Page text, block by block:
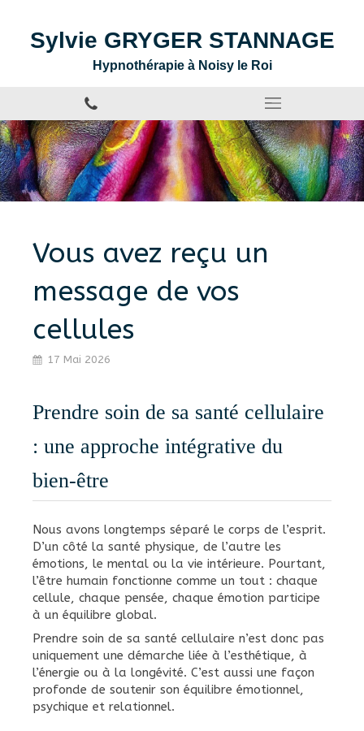
Sylvie GRYGER STANNAGE
Hypnothérapie à Noisy le Roi
Vous avez reçu un
message de vos
cellules
17 Mai 2026
Prendre soin de sa santé cellulaire
: une approche intégrative du
bien-être
Nous avons longtemps séparé le corps de l’esprit.
D’un côté la santé physique, de l’autre les
émotions, le mental ou la vie intérieure. Pourtant,
l’être humain fonctionne comme un tout : chaque
cellule, chaque pensée, chaque émotion participe
à un équilibre global.
Prendre soin de sa santé cellulaire n’est donc pas
uniquement une démarche liée à l’esthétique, à
l’énergie ou à la longévité. C’est aussi une façon
profonde de soutenir son équilibre émotionnel,
psychique et relationnel.